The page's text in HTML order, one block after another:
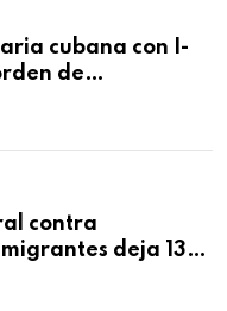
cubana con I-
de
contra
deja 137